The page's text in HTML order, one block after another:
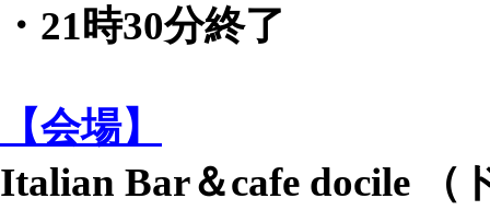
・21時30分終了
【会場】
Italian Bar＆cafe docile （